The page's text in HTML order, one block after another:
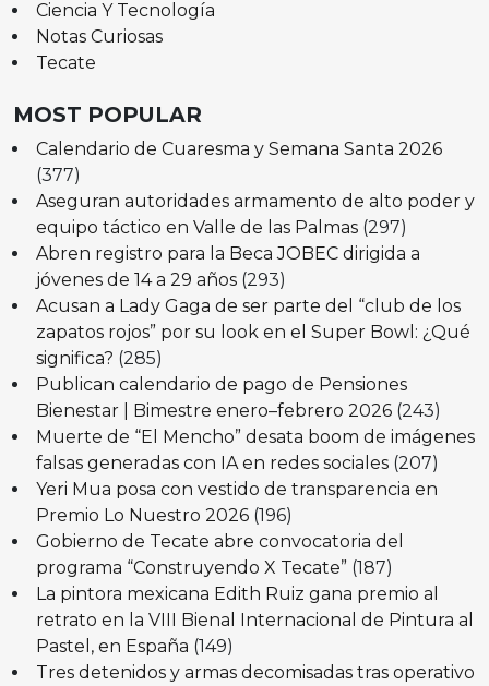
Ciencia Y Tecnología
Notas Curiosas
Tecate
MOST POPULAR
Calendario de Cuaresma y Semana Santa 2026
(377)
Aseguran autoridades armamento de alto poder y
equipo táctico en Valle de las Palmas (297)
Abren registro para la Beca JOBEC dirigida a
jóvenes de 14 a 29 años (293)
Acusan a Lady Gaga de ser parte del “club de los
zapatos rojos” por su look en el Super Bowl: ¿Qué
significa? (285)
Publican calendario de pago de Pensiones
Bienestar | Bimestre enero–febrero 2026 (243)
Muerte de “El Mencho” desata boom de imágenes
falsas generadas con IA en redes sociales (207)
Yeri Mua posa con vestido de transparencia en
Premio Lo Nuestro 2026 (196)
Gobierno de Tecate abre convocatoria del
programa “Construyendo X Tecate” (187)
La pintora mexicana Edith Ruiz gana premio al
retrato en la VIII Bienal Internacional de Pintura al
Pastel, en España (149)
Tres detenidos y armas decomisadas tras operativo